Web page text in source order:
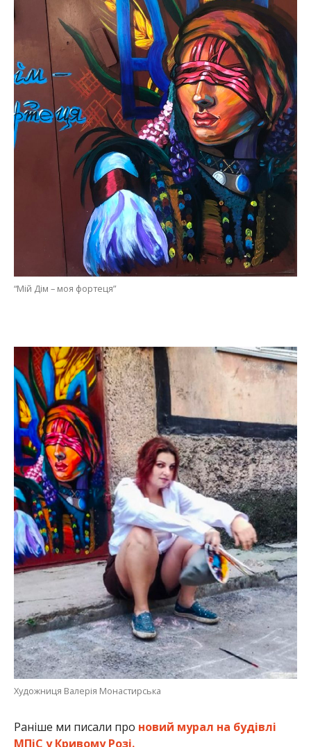
“Мій Дім – моя фортеця”
Художниця Валерія Монастирська
Раніше ми писали про новий мурал на будівлі
МПіС у Кривому Розі.